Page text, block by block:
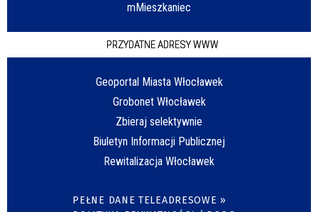
mMieszkaniec
PRZYDATNE ADRESY WWW
Geoportal Miasta Włocławek
Grobonet Włocławek
Zbieraj selektywnie
Biuletyn Informacji Publicznej
Rewitalizacja Włocławek
PEŁNE DANE TELEADRESOWE »